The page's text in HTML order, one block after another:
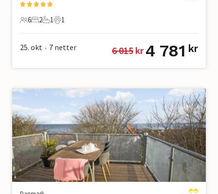
6 Gjester
6
2 Soverom
2
1 Bad
1
1 Kjæledyr
1
25. okt • 7 netter 6 015 kr 4 781 kr